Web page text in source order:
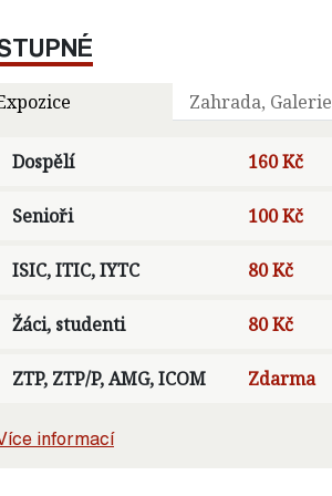
Zahrada, Galerie
Dospělí 160 Kč
Senioři 100 Kč
ISIC, ITIC, IYTC 80 Kč
Žáci, studenti 80 Kč
ZTP, ZTP/P, AMG, ICOM Zdarma
informací